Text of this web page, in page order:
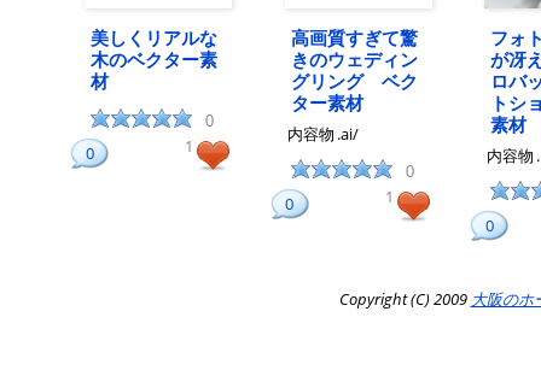
美しくリアルな
木のベクター素
材
0
0 1
高画質すぎて驚
きのウェディン
グリング ベク
ター素材
内容物 .ai/
0
0 1
フォ
が冴
ロバ
トシ
素材
内容物
0
Copyright (C) 2009 大阪のホ